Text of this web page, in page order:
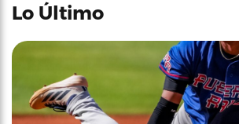
Lo Último